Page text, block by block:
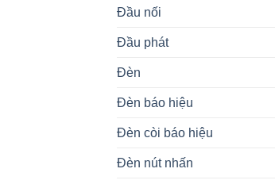
Đầu nối
Đầu phát
Đèn
Đèn báo hiệu
Đèn còi báo hiệu
Đèn nút nhấn